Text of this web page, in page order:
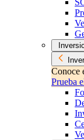
Conoce
Prueba